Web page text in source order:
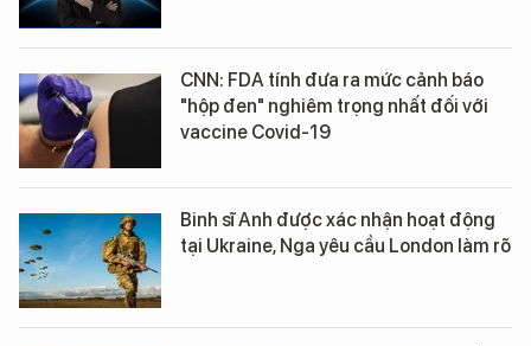
CNN: FDA tính đưa ra mức cảnh báo
"hộp đen" nghiêm trọng nhất đối với
vaccine Covid-19
Binh sĩ Anh được xác nhận hoạt động
tại Ukraine, Nga yêu cầu London làm rõ